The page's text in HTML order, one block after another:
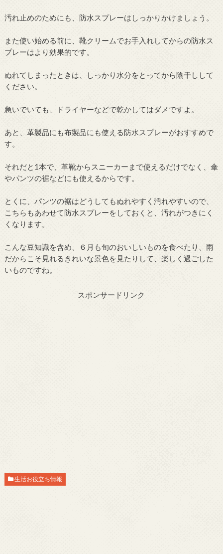
汚れ止めのためにも、防水スプレーはしっかりかけましょう。
また使い始める前に、靴クリームでお手入れしてからの防水ス
プレーはより効果的です。
ぬれてしまったときは、しっかり水分をとってから陰干しして
ください。
急いでいても、ドライヤーなどで乾かしてはダメですよ。
あと、革製品にも布製品にも使える防水スプレーがおすすめで
す。
それだと1本で、革靴からスニーカーまで使えるだけでなく、傘
やパンツの裾などにも使えるからです。
とくに、パンツの裾はどうしてもぬれやすく汚れやすいので、
こちらもあわせて防水スプレーをしておくと、汚れがつきにく
くなります。
こんな豆知識を含め、６月も旬のおいしいものを食べたり、雨
だからこそ見れるきれいな景色を見たりして、楽しく過ごした
いものですね。
スポンサードリンク
生活お役立ち情報